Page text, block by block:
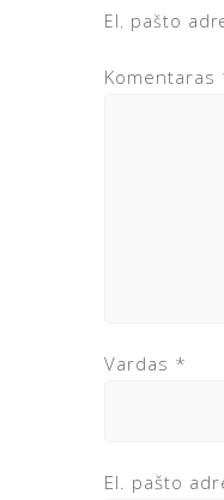
El. pašto
Komentaras
Vardas *
El. pašto